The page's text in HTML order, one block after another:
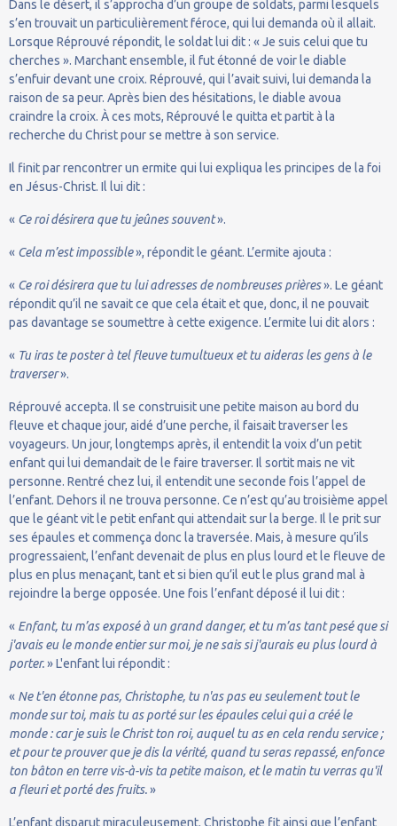
Dans le désert, il s’approcha d’un groupe de soldats, parmi lesquels
s’en trouvait un particulièrement féroce, qui lui demanda où il allait.
Lorsque Réprouvé répondit, le soldat lui dit : « Je suis celui que tu
cherches ». Marchant ensemble, il fut étonné de voir le diable
s’enfuir devant une croix. Réprouvé, qui l’avait suivi, lui demanda la
raison de sa peur. Après bien des hésitations, le diable avoua
craindre la croix. À ces mots, Réprouvé le quitta et partit à la
recherche du Christ pour se mettre à son service.
Il finit par rencontrer un ermite qui lui expliqua les principes de la foi
en Jésus-Christ. Il lui dit :
« Ce roi désirera que tu jeûnes souvent».
« Cela m’est impossible», répondit le géant. L’ermite ajouta :
« Ce roi désirera que tu lui adresses de nombreuses prières». Le géant
répondit qu’il ne savait ce que cela était et que, donc, il ne pouvait
pas davantage se soumettre à cette exigence. L’ermite lui dit alors :
« Tu iras te poster à tel fleuve tumultueux et tu aideras les gens à le
traverser».
Réprouvé accepta. Il se construisit une petite maison au bord du
fleuve et chaque jour, aidé d’une perche, il faisait traverser les
voyageurs. Un jour, longtemps après, il entendit la voix d’un petit
enfant qui lui demandait de le faire traverser. Il sortit mais ne vit
personne. Rentré chez lui, il entendit une seconde fois l’appel de
l’enfant. Dehors il ne trouva personne. Ce n’est qu’au troisième appel
que le géant vit le petit enfant qui attendait sur la berge. Il le prit sur
ses épaules et commença donc la traversée. Mais, à mesure qu’ils
progressaient, l’enfant devenait de plus en plus lourd et le fleuve de
plus en plus menaçant, tant et si bien qu’il eut le plus grand mal à
rejoindre la berge opposée. Une fois l’enfant déposé il lui dit :
« Enfant, tu m’as exposé à un grand danger, et tu m’as tant pesé que si
j'avais eu le monde entier sur moi, je ne sais si j'aurais eu plus lourd à
porter.» L'enfant lui répondit :
« Ne t'en étonne pas, Christophe, tu n'as pas eu seulement tout le
monde sur toi, mais tu as porté sur les épaules celui qui a créé le
monde : car je suis le Christ ton roi, auquel tu as en cela rendu service ;
et pour te prouver que je dis la vérité, quand tu seras repassé, enfonce
ton bâton en terre vis-à-vis ta petite maison, et le matin tu verras qu'il
a fleuri et porté des fruits.»
L’enfant disparut miraculeusement. Christophe fit ainsi que l’enfant